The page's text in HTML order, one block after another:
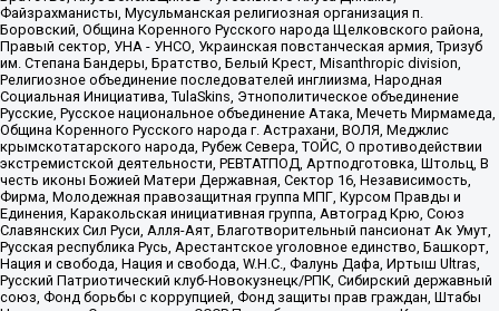
Файзрахманисты, Мусульманская религиозная организация п.
Боровский, Община Коренного Русского народа Щелковского района,
Правый сектор, УНА - УНСО, Украинская повстанческая армия, Тризуб
им. Степана Бандеры, Братство, Белый Крест, Misanthropic division,
Религиозное объединение последователей инглиизма, Народная
Социальная Инициатива, TulaSkins, Этнополитическое объединение
Русские, Русское национальное объединение Атака, Мечеть Мирмамеда,
Община Коренного Русского народа г. Астрахани, ВОЛЯ, Меджлис
крымскотатарского народа, Рубеж Севера, ТОЙС, О противодействии
экстремистской деятельности, РЕВТАТПОД, Артподготовка, Штольц, В
честь иконы Божией Матери Державная, Сектор 16, Независимость,
Фирма, Молодежная правозащитная группа МПГ, Курсом Правды и
Единения, Каракольская инициативная группа, Автоград Крю, Союз
Славянских Сил Руси, Алля-Аят, Благотворительный пансионат Ак Умут,
Русская республика Русь, Арестантское уголовное единство, Башкорт,
Нация и свобода, Нация и свобода, W.H.С., Фалунь Дафа, Иртыш Ultras,
Русский Патриотический клуб-Новокузнецк/РПК, Сибирский державный
союз, Фонд борьбы с коррупцией, Фонд защиты прав граждан, Штабы